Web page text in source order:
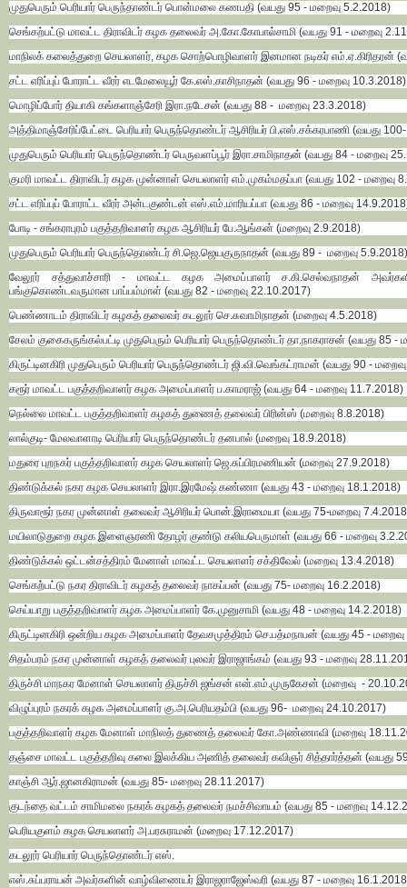
முதுபெரும் பெரியார் பெருந்தாண்டர் பொன்மலை கணபதி (வயது 95 - மறைவு 5.2.2018)
செங்கற்பட்டு மாவட்ட திராவிடர் கழக தலைவர் அ.கோ.கோபால்சாமி (வயது 91 - மறைவு
மாநிலக் கலைத்துறை செயலாளர், கழக சொற்பொழிவாளர் இனமான நடிகர் எம்.ஏ.கிரிதரன்
சட்ட எரிப்புப் போராட்ட வீரர் எடமேலையூர் கே.எஸ்.காசிநாதன் (வயது 96 - மறைவு 10.3.2018)
மொழிப்போர் தியாகி கங்களாஞ்சேரி இரா.நடேசன் (வயது 88 - மறைவு 23.3.2018)
அத்திமாஞ்சேரிப்பேட்டை பெரியார் பெருந்தொண்டர் ஆசிரியர் பி.எஸ்.சக்கரபாணி (வயது
முதுபெரும் பெரியார் பெருந்தொண்டர் பெருவளப்பூர் இரா.சாமிநாதன் (வயது 84 - மறைவு
குமரி மாவட்ட திராவிடர் கழக முன்னாள் செயலாளர் எம்.முகம்மதப்பா (வயது 102 - மறைவு
சட்ட எரிப்புப் போராட்ட வீரர் அன்டகுண்டன் எஸ்.எம்.மாரியப்பா (வயது 86 - மறைவு
போடி - சங்கராபுரம் பகுத்தறிவாளர் கழக ஆசிரியர் பே.ஆங்கன் (மறைவு 2.9.2018)
முதுபெரும் பெரியார் பெருந்தொண்டர் சி.ஜெ.ஜெயகுருநாதன் (வயது 89 - மறைவு 5.9.2018)
வேலூர் சத்துவாச்சாரி - மாவட்ட கழக அமைப்பாளர் ச.கி.செல்வநாதன்
பங்குகொண்டவருமான பாப்பம்மாள் (வயது 82 - மறைவு 22.10.2017)
பெண்ணாடம் திராவிடர் கழகத் தலைவர் கடலூர் செ.சுவாமிநாதன் (மறைவு 4.5.2018)
சேலம் குகைகருங்கல்பட்டி முதுபெரும் பெரியார் பெருந்தொண்டர் தா.நாகராசன் (வயது 85 -
கிருட்டினகிரி முதுபெரும் பெரியார் பெருந்தொண்டர் ஜி.வி.வெங்கட்ராமன் (வயது 90 -
கரூர் மாவட்ட பகுத்தறிவாளர் கழக அமைப்பாளர் ப.காமராஜ் (வயது 64 - மறைவு 11.7.2018)
நெல்லை மாவட்ட பகுத்தறிவாளர் கழகத் துணைத் தலைவர் பிரின்ஸ் (மறைவு 8.8.2018)
லால்குடி- மேலவாளாடி பெரியார் பெருந்தொண்டர் தனபால் (மறைவு 18.9.2018)
மதுரை புறநகர் பகுத்தறிவாளர் கழக செயலாளர் ஜெ.சுப்பிரமணியன் (மறைவு 27.9.2018)
திண்டுக்கல் நகர கழக செயலாளர் இரா.இரமேஷ் கண்ணா (வயது 43 - மறைவு 18.1.2018)
திருவாரூர் நகர முன்னாள் தலைவர் ஆசிரியர் பொன்.இராமையா (வயது 75-மறைவு
மயிலாடுதுறை கழக இளைஞரணி தோழர் குண்டு கலியபெருமாள் (வயது 66 - மறைவு
திண்டுக்கல் ஒட்டன்சத்திரம் மேனாள் மாவட்ட செயலாளர் சக்திவேல் (மறைவு 13.4.2018)
செங்கற்பட்டு நகர திராவிடர் கழகத் தலைவர் நாகப்பன் (வயது 75- மறைவு 16.2.2018)
செய்யாறு பகுத்தறிவாளர் கழக அமைப்பாளர் கே.முனுசாமி (வயது 48 - மறைவு 14.2.2018)
கிருட்டினகிரி ஒன்றிய கழக அமைப்பாளர் தேவசமுத்திரம் செ.பத்மநாபன் (வயது 45 -
சிதம்பரம் நகர முன்னாள் கழகத் தலைவர் புலவர் இராஜாங்கம் (வயது 93 - மறைவு
திருச்சி மாநகர மேனாள் செயலாளர் திருச்சி ஜங்சன் என்.எம்.முருகேசன் (மறைவு -
விழுப்புரம் நகரக் கழக அமைப்பாளர் கு.அ.பெரியதம்பி (வயது 96- மறைவு 24.10.2017)
பகுத்தறிவாளர் கழக மேனாள் மாநிலத் துணைத் தலைவர் கோ.அண்ணாவி (மறைவு
தஞ்சை மாவட்ட பகுத்தறிவு கலை இலக்கிய அணித் தலைவர் கவிஞர் சித்தார்த்தன் (வயது
காஞ்சி ஆர்.ஜானகிராமன் (வயது 85- மறைவு 28.11.2017)
குடந்தை வட்டம் சாமிமலை நகரக் கழகத் தலைவர் நமச்சிவாயம் (வயது 85 - மறைவு
பெரியகுளம் கழக செயலாளர் அ.பரசுராமன் (மறைவு 17.12.2017)
கடலூர் பெரியார் பெருந்தொண்டர் எஸ்.
எஸ்.சுப்பராயன் அவர்களின் வாழ்விணையர் இராஜராஜேஸ்வரி (வயது 87 - மறைவு